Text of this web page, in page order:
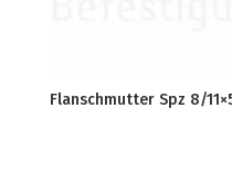
Flanschmutter Spz 8/